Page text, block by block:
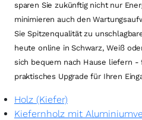
sparen Sie zukünftig nicht nur
minimieren auch den
Sie Spitzenqualität zu
heute online in Schwarz, Weiß
sich bequem nach Hause liefern
praktisches Upgrade für Ihren
Holz (Kiefer)
Kiefernholz mit